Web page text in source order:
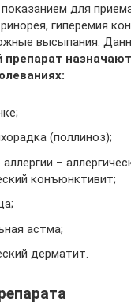
для
гиперемия
высыпания.
препарат
(поллиноз);
–
конъюнктивит;
астма;
дерматит.